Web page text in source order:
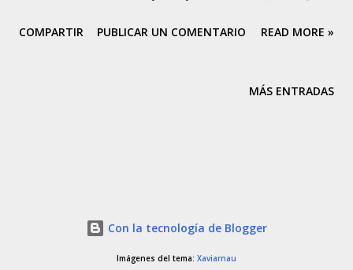
falleció el 25 de diciembre de 2012, en Guasdualito, estado
Antonio Gualdrón y Juana Bracca. Antonio Guadrón era
realizó faenas de llano. Sin embargo, las vivencias de
pequeño de ese paisaje monumental, dejaron marcada su
COMPARTIR PUBLICAR UN COMENTARIO READ MORE »
MÁS ENTRADAS
Con la tecnología de Blogger
Imágenes del tema: Xaviarnau